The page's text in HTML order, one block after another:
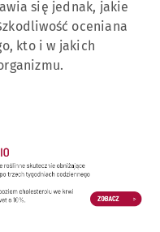
się jednak, jakie
oceniana
kto i w jakich